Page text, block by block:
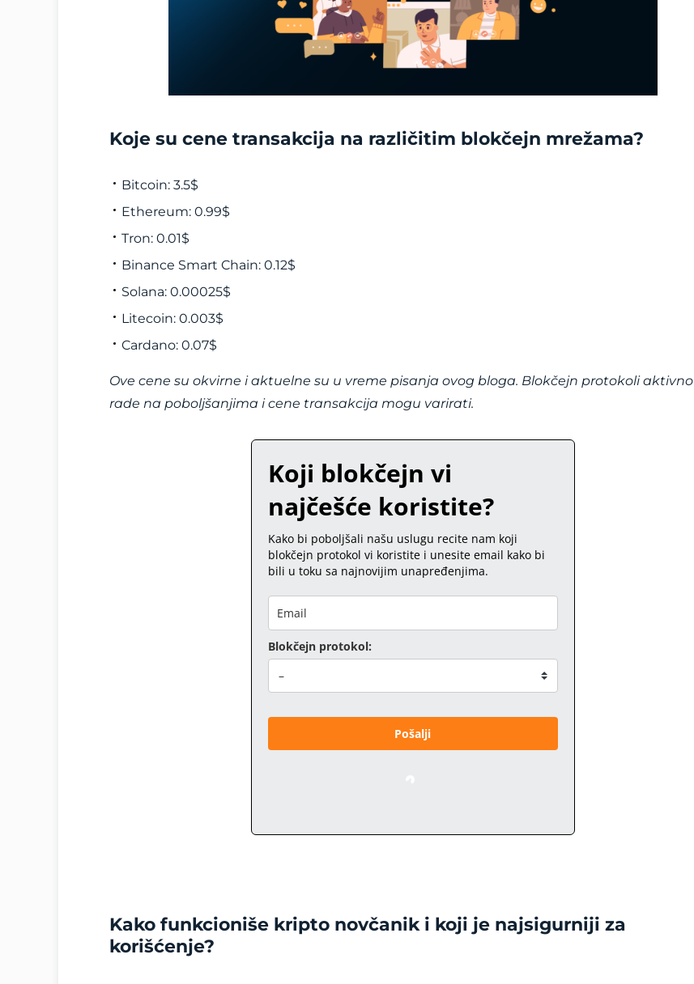
Koje su cene transakcija na različitim blokčejn mrežama?
Bitcoin: 3.5$
Ethereum: 0.99$
Tron: 0.01$
Binance Smart Chain: 0.12$
Solana: 0.00025$
Litecoin: 0.003$
Cardano: 0.07$
Ove cene su okvirne i aktuelne su u vreme pisanja ovog bloga. Blokčejn protokoli aktivno
rade na poboljšanjima i cene transakcija mogu varirati.
Koji blokčejn vi
najčešće koristite?
Kako bi poboljšali našu uslugu recite nam koji
blokčejn protokol vi koristite i unesite email kako bi
bili u toku sa najnovijim unapređenjima.
Blokčejn protokol:
Pošalji
Kako funkcioniše kripto novčanik i koji je najsigurniji za
korišćenje?